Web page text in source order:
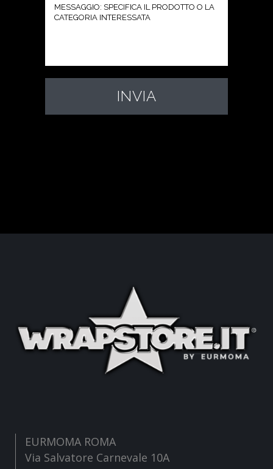
EURMOMA ROMA
Via Salvatore Carnevale 10A